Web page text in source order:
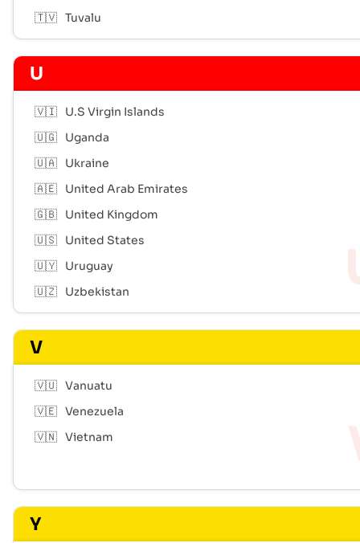
🇹🇻 Tuvalu
U
🇻🇮
U.S Virgin Islands
🇺🇬
Uganda
🇺🇦
Ukraine
🇦🇪
United Arab Emirates
🇬🇧
United Kingdom
🇺🇸
United States
🇺🇾
Uruguay
🇺🇿
Uzbekistan
V
🇻🇺 Vanuatu
🇻🇪 Venezuela
🇻🇳 Vietnam
Y